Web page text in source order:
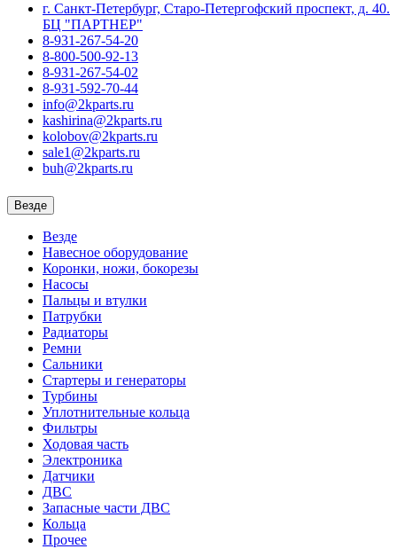
г. Санкт-Петербург, Старо-Петергофский проспект, д. 40.
БЦ "ПАРТНЕР"
8-931-267-54-20
8-800-500-92-13
8-931-267-54-02
8-931-592-70-44
info@2kparts.ru
kashirina@2kparts.ru
kolobov@2kparts.ru
sale1@2kparts.ru
buh@2kparts.ru
Везде
Везде
Навесное оборудование
Коронки, ножи, бокорезы
Насосы
Пальцы и втулки
Патрубки
Радиаторы
Ремни
Сальники
Стартеры и генераторы
Турбины
Уплотнительные кольца
Фильтры
Ходовая часть
Электроника
Датчики
ДВС
Запасные части ДВС
Кольца
Прочее